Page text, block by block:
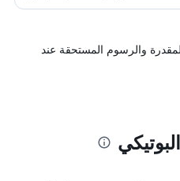
والرسوم المستحقة عند